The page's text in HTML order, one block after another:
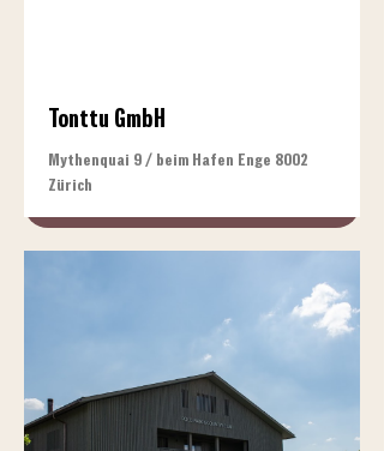
Tonttu GmbH
Mythenquai 9 / beim Hafen Enge 8002
Zürich